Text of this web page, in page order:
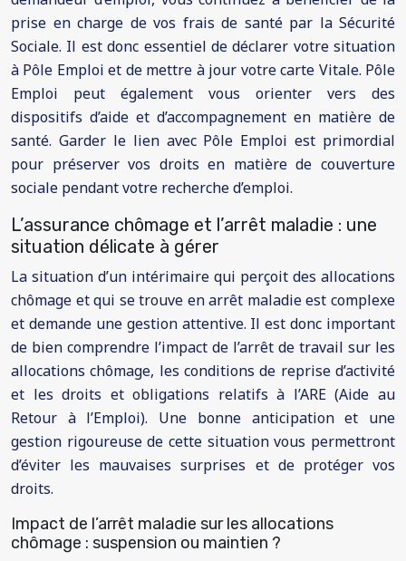
prise en charge de vos frais de santé par la Sécurité
Sociale. Il est donc essentiel de déclarer votre situation
à Pôle Emploi et de mettre à jour votre carte Vitale. Pôle
Emploi peut également vous orienter vers des
dispositifs d’aide et d’accompagnement en matière de
santé. Garder le lien avec Pôle Emploi est primordial
pour préserver vos droits en matière de couverture
sociale pendant votre recherche d’emploi.
L’assurance chômage et l’arrêt maladie : une
situation délicate à gérer
La situation d’un intérimaire qui perçoit des allocations
chômage et qui se trouve en arrêt maladie est complexe
et demande une gestion attentive. Il est donc important
de bien comprendre l’impact de l’arrêt de travail sur les
allocations chômage, les conditions de reprise d’activité
et les droits et obligations relatifs à l’ARE (Aide au
Retour à l’Emploi). Une bonne anticipation et une
gestion rigoureuse de cette situation vous permettront
d’éviter les mauvaises surprises et de protéger vos
droits.
Impact de l’arrêt maladie sur les allocations
chômage : suspension ou maintien ?